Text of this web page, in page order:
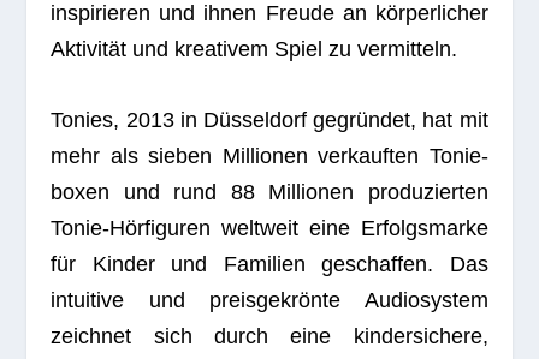
inspi­rie­ren und ihnen Freude an kör­per­li­cher
Akti­vi­tät und krea­ti­vem Spiel zu vermitteln.
Tonies, 2013 in Düs­sel­dorf gegrün­det, hat mit
mehr als sie­ben Mil­lio­nen ver­kauf­ten Tonie­
bo­xen und rund 88 Mil­lio­nen pro­du­zier­ten
Tonie-Hör­fi­gu­ren welt­weit eine Erfolgs­marke
für Kin­der und Fami­lien geschaf­fen. Das
intui­tive und preis­ge­krönte Audio­sys­tem
zeich­net sich durch eine kin­der­si­chere,